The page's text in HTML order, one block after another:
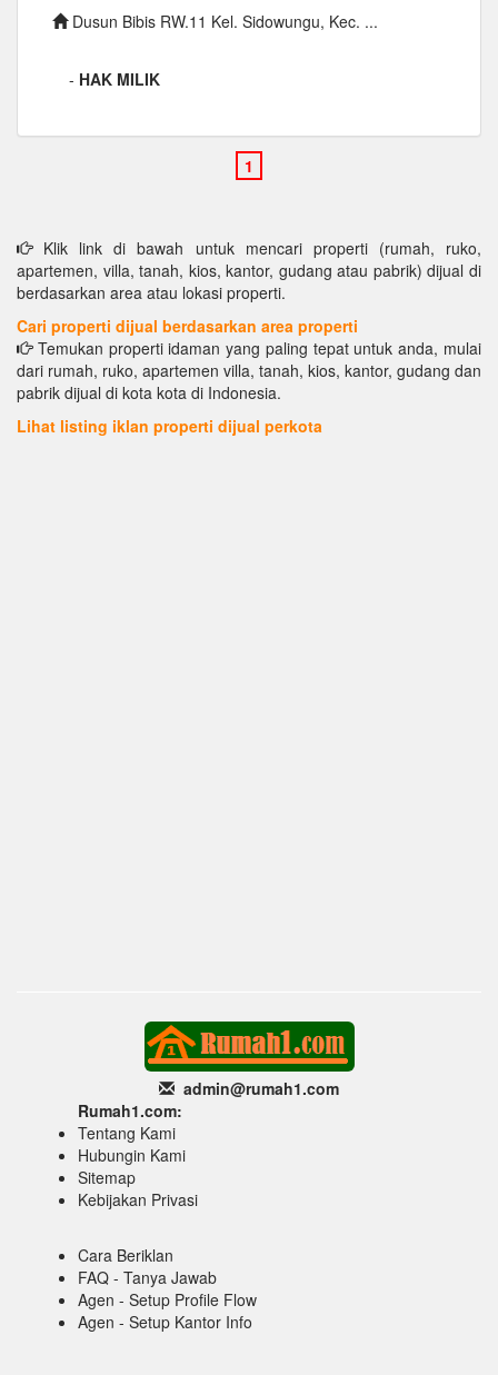
Dusun Bibis RW.11 Kel. Sidowungu, Kec. ...
- HAK MILIK
Klik link di bawah untuk mencari properti (rumah, ruko,
apartemen, villa, tanah, kios, kantor, gudang atau pabrik) dijual di
berdasarkan area atau lokasi properti.
Cari properti dijual berdasarkan area properti
Temukan properti idaman yang paling tepat untuk anda, mulai
dari rumah, ruko, apartemen villa, tanah, kios, kantor, gudang dan
pabrik dijual di kota kota di Indonesia.
Lihat listing iklan properti dijual perkota
admin@rumah1.com
Rumah1.com:
Tentang Kami
Hubungin Kami
Sitemap
Kebijakan Privasi
Cara Beriklan
FAQ - Tanya Jawab
Agen - Setup Profile Flow
Agen - Setup Kantor Info